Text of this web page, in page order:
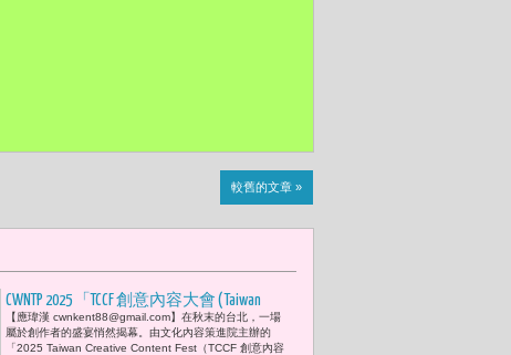
較舊的文章 »
CWNTP 2025 「TCCF 創意內容大會 ( Taiwan
Creative Content Fest ）」林志玲與張鈞甯
擔任頒獎嘉賓 盛況空前 「女性視角，
【應瑋漢 cwnkent88@gmail.com】在秋末的台北，一場
屬於創作者的盛宴悄然揭幕。由文化內容策進院主辦的
「2025 Taiwan Creative Content Fest（TCCF 創意內容